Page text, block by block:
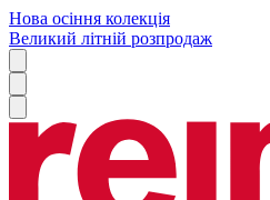
Нова осіння колекція
Великий літній розпродаж